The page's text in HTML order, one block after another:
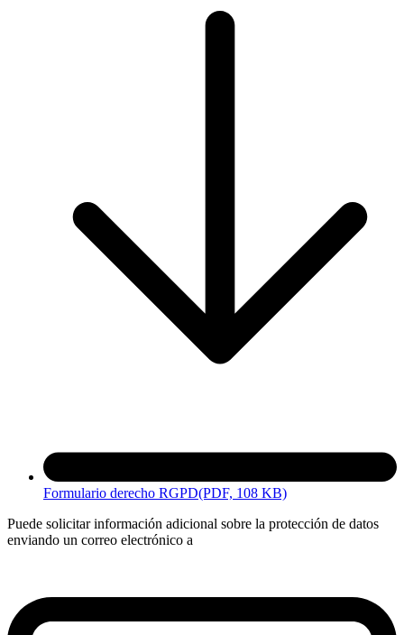
Formulario derecho RGPD(PDF, 108 KB)
Puede solicitar información adicional sobre la protección de datos
enviando un correo electrónico a